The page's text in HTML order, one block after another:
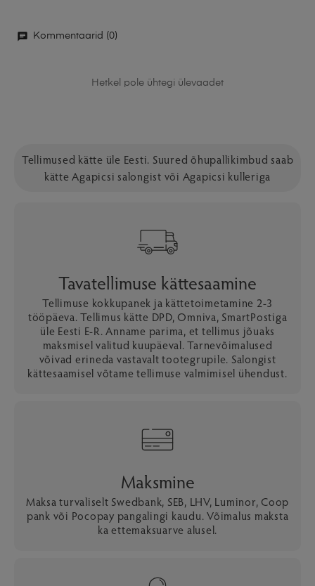
Kommentaarid (0)
Hetkel pole ühtegi ülevaadet
Tellimused kätte üle Eesti. Suured õhupallikimbud saab
kätte Agapicsi salongist või Agapicsi kulleriga
Tavatellimuse kättesaamine
Tellimuse kokkupanek ja kättetoimetamine 2-3
tööpäeva. Tellimus kätte DPD, Omniva, SmartPostiga
üle Eesti E-R. Anname parima, et tellimus jõuaks
maksmisel valitud kuupäeval. Tarnevõimalused
võivad erineda vastavalt tootegrupile. Salongist
kättesaamisel võtame tellimuse valmimisel ühendust.
Maksmine
Maksa turvaliselt Swedbank, SEB, LHV, Luminor, Coop
pank või Pocopay pangalingi kaudu. Võimalus maksta
ka ettemaksuarve alusel.